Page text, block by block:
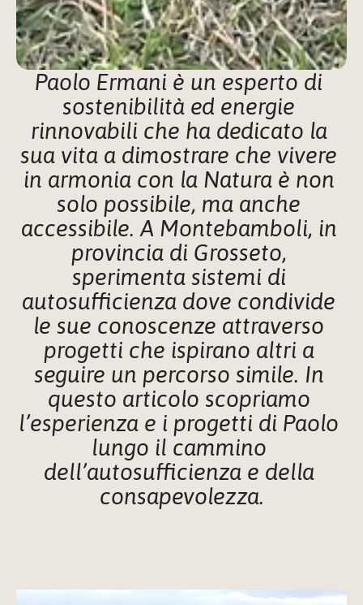
Paolo Ermani è un esperto di
sostenibilità ed energie
rinnovabili che ha dedicato la
sua vita a dimostrare che vivere
in armonia con la Natura è non
solo possibile, ma anche
accessibile. A Montebamboli, in
provincia di Grosseto,
sperimenta sistemi di
autosufficienza dove condivide
le sue conoscenze attraverso
progetti che ispirano altri a
seguire un percorso simile. In
questo articolo scopriamo
l’esperienza e i progetti di Paolo
lungo il cammino
dell’autosufficienza e della
consapevolezza.